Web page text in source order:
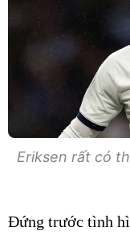
Eriksen rất có
Đứng trước tình